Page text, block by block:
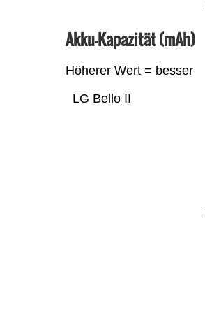
Akku-Kapazität (mAh)
Höherer Wert = besser
LG Bello II